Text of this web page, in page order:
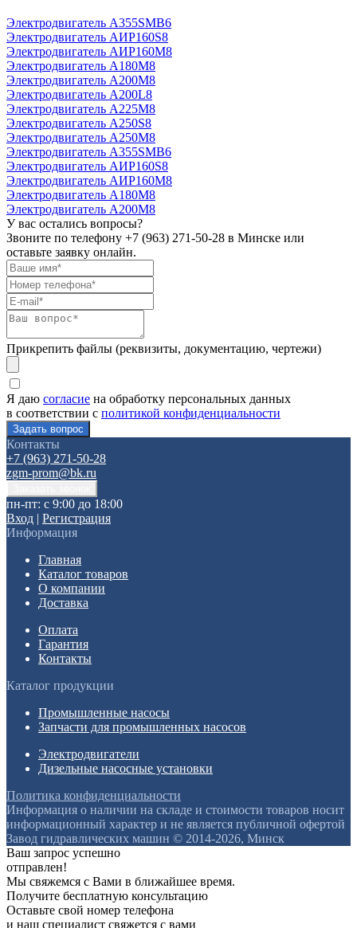
Электродвигатель А355SМВ6
Электродвигатель АИР160S8
Электродвигатель АИР160М8
Электродвигатель А180М8
Электродвигатель А200М8
Электродвигатель А200L8
Электродвигатель А225М8
Электродвигатель А250S8
Электродвигатель А250М8
Электродвигатель А355SМВ6
Электродвигатель АИР160S8
Электродвигатель АИР160М8
Электродвигатель А180М8
Электродвигатель А200М8
У вас остались вопросы?
Звоните по телефону +7 (963) 271-50-28 в Минске или
оставьте заявку онлайн.
Прикрепить файлы (реквизиты, документацию, чертежи)
Я даю согласие на обработку персональных данных
в соответствии с политикой конфиденциальности
Контакты
+7 (963) 271-50-28
zgm-prom@bk.ru
пн-пт: с 9:00 до 18:00
Вход | Регистрация
Информация
Главная
Каталог товаров
О компании
Доставка
Оплата
Гарантия
Контакты
Каталог продукции
Промышленные насосы
Запчасти для промышленных насосов
Электродвигатели
Дизельные насосные установки
Политика конфиденциальности
Информация о наличии на складе и стоимости товаров носит
информационный характер и не является публичной офертой
Завод гидравлических машин © 2014-2026, Минск
Ваш запрос успешно
отправлен!
Мы свяжемся с Вами в ближайшее время.
Получите бесплатную консультацию
Оставьте свой номер телефона
и наш специалист свяжется с вами